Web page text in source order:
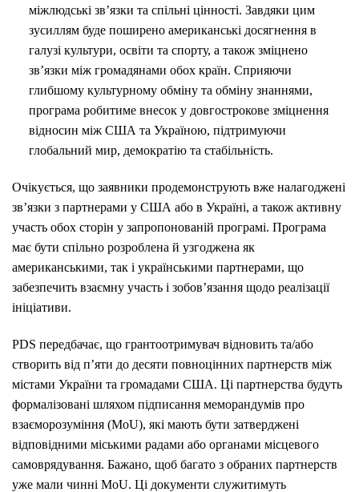
міжлюдські зв’язки та спільні цінності. Завдяки цим
зусиллям буде поширено американські досягнення в
галузі культури, освіти та спорту, а також зміцнено
зв’язки між громадянами обох країн. Сприяючи
глибшому культурному обміну та обміну знаннями,
програма робитиме внесок у довгострокове зміцнення
відносин між США та Україною, підтримуючи
глобальний мир, демократію та стабільність.
Очікується, що заявники продемонструють вже налагоджені
зв’язки з партнерами у США або в Україні, а також активну
участь обох сторін у запропонованій програмі. Програма
має бути спільно розроблена й узгоджена як
американськими, так і українськими партнерами, що
забезпечить взаємну участь і зобов’язання щодо реалізації
ініціативи.
PDS передбачає, що грантоотримувач відновить та/або
створить від п’яти до десяти повноцінних партнерств між
містами України та громадами США. Ці партнерства будуть
формалізовані шляхом підписання меморандумів про
взаєморозуміння (MoU), які мають бути затверджені
відповідними міськими радами або органами місцевого
самоврядування. Бажано, щоб багато з обраних партнерств
уже мали чинні MoU. Ці документи служитимуть